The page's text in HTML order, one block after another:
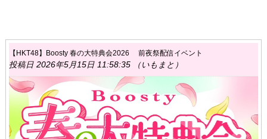
【HKT48】Boosty 春の大特典会2026 前夜祭配信イベント
投稿日 2026年5月15日 11:58:35 （いもまと）